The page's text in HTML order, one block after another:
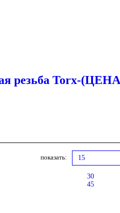
резьба Torx-
показать: 15
30
45